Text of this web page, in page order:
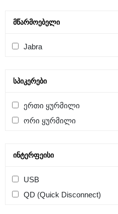
ᲛᲬᲐᲠᲛᲝᲔᲑᲔᲚᲘ
Jabra
ᲡᲞᲘᲙᲔᲠᲔᲑᲘ
ერთი ყურმილი
ორი ყურმილი
ᲘᲜᲢᲔᲠᲤᲔᲘᲡᲘ
USB
QD (Quick Disconnect)